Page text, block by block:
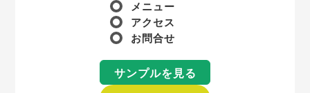
メニュー
アクセス
お問合せ
サンプルを見る